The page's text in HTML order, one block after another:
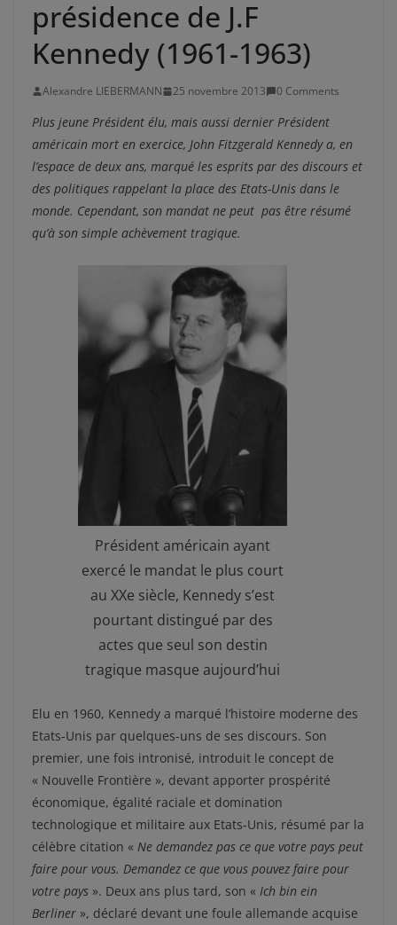
présidence de J.F
Kennedy (1961-1963)
Alexandre LIEBERMANN 25 novembre 2013 0 Comments
Plus jeune Président élu, mais aussi dernier Président
américain mort en exercice, John Fitzgerald Kennedy a, en
l’espace de deux ans, marqué les esprits par des discours et
des politiques rappelant la place des Etats-Unis dans le
monde. Cependant, son mandat ne peut pas être résumé
qu’à son simple achèvement tragique.
Président américain ayant
exercé le mandat le plus court
au XXe siècle, Kennedy s’est
pourtant distingué par des
actes que seul son destin
tragique masque aujourd’hui
Elu en 1960, Kennedy a marqué l’histoire moderne des
Etats-Unis par quelques-uns de ses discours. Son
premier, une fois intronisé, introduit le concept de
« Nouvelle Frontière », devant apporter prospérité
économique, égalité raciale et domination
technologique et militaire aux Etats-Unis, résumé par la
célèbre citation « Ne demandez pas ce que votre pays peut
faire pour vous. Demandez ce que vous pouvez faire pour
votre pays ». Deux ans plus tard, son « Ich bin ein
Berliner », déclaré devant une foule allemande acquise